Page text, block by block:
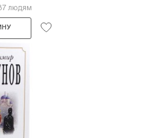
людям